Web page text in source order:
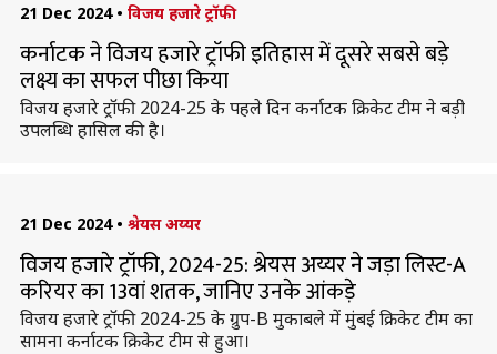
21 Dec 2024 • विजय हजारे ट्रॉफी
कर्नाटक ने विजय हजारे ट्रॉफी इतिहास में दूसरे सबसे बड़े
लक्ष्य का सफल पीछा किया
विजय हजारे ट्रॉफी 2024-25 के पहले दिन कर्नाटक क्रिकेट टीम ने बड़ी
उपलब्धि हासिल की है।
21 Dec 2024 • श्रेयस अय्यर
विजय हजारे ट्रॉफी, 2024-25: श्रेयस अय्यर ने जड़ा लिस्ट-A
करियर का 13वां शतक, जानिए उनके आंकड़े
विजय हजारे ट्रॉफी 2024-25 के ग्रुप-B मुकाबले में मुंबई क्रिकेट टीम का
सामना कर्नाटक क्रिकेट टीम से हुआ।